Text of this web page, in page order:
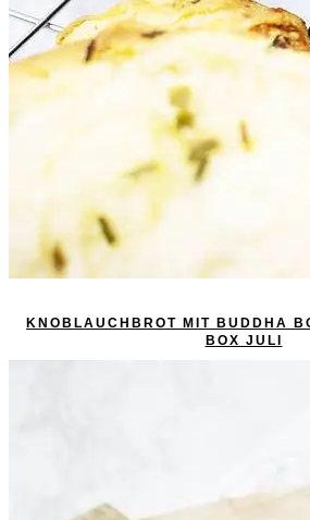
KNOBLAUCHBROT MIT BUDDHA
BOX JULI